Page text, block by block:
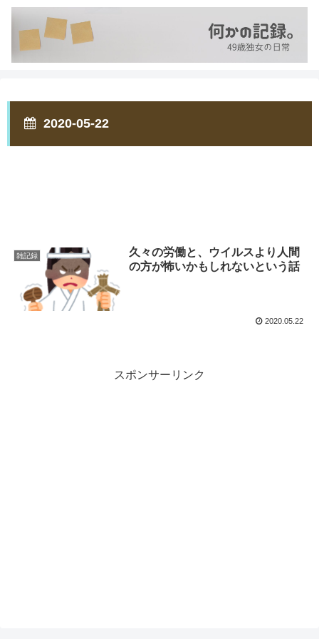
2020-05-22
雑記録
久々の労働と、ウイルスより人間
の方が怖いかもしれないという話
2020.05.22
スポンサーリンク